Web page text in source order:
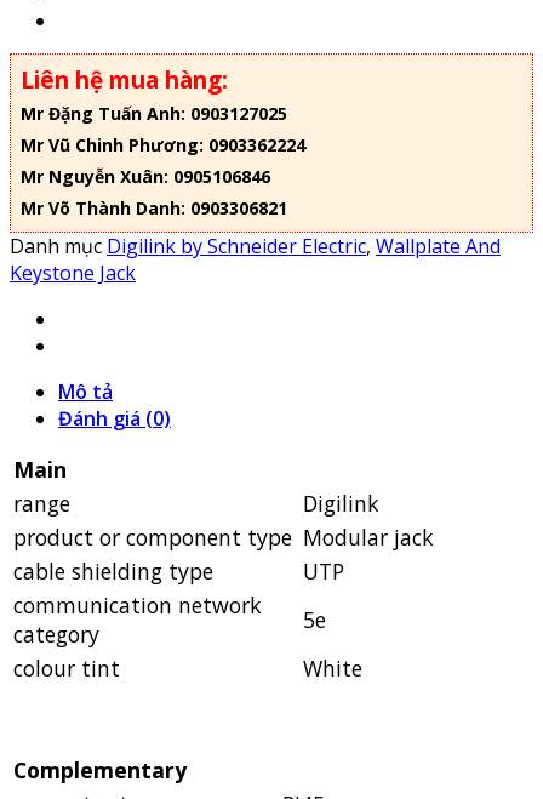
Liên hệ mua hàng:
Mr Đặng Tuấn Anh: 0903127025
Mr Vũ Chinh Phương: 0903362224
Mr Nguyễn Xuân: 0905106846
Mr Võ Thành Danh: 0903306821
Danh mục Digilink by Schneider Electric, Wallplate And
Keystone Jack
Mô tả
Đánh giá (0)
Main
range
Digilink
product or component type Modular jack
cable shielding type
UTP
communication network
category
5e
colour tint
White
Complementary